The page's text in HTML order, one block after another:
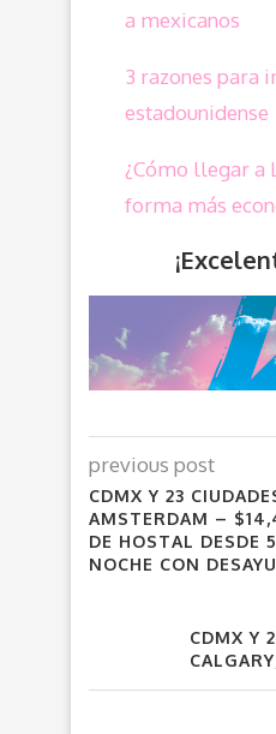
a mexicanos
3 razones para
estadounidense
¿Cómo llegar a
forma más
previous post
CDMX Y 23
AMSTERDAM –
DE HOSTAL DESDE
NOCHE CON
CDMX Y